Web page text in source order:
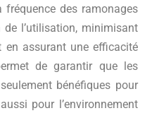
des ramonages
l’utilisation, minimisant
en assurant une efficacité
de garantir que les
bénéfiques pour
pour l’environnement